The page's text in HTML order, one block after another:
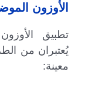
الأوزون
تطبيق
يُعتبران من
معينة: